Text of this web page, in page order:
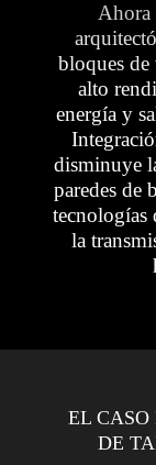
Ahora
bloques
alto
energía y
disminuye
paredes de
tecnologías
la
EL CASO
DE